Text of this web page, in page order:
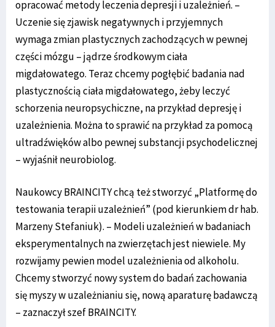
opracować metody leczenia depresji i uzależnień. –
Uczenie się zjawisk negatywnych i przyjemnych
wymaga zmian plastycznych zachodzących w pewnej
części mózgu – jądrze środkowym ciała
migdałowatego. Teraz chcemy pogłębić badania nad
plastycznością ciała migdałowatego, żeby leczyć
schorzenia neuropsychiczne, na przykład depresję i
uzależnienia. Można to sprawić na przykład za pomocą
ultradźwięków albo pewnej substancji psychodelicznej
– wyjaśnił neurobiolog.
Naukowcy BRAINCITY chcą też stworzyć „Platformę do
testowania terapii uzależnień” (pod kierunkiem dr hab.
Marzeny Stefaniuk). – Modeli uzależnień w badaniach
eksperymentalnych na zwierzętach jest niewiele. My
rozwijamy pewien model uzależnienia od alkoholu.
Chcemy stworzyć nowy system do badań zachowania
się myszy w uzależnianiu się, nową aparaturę badawczą
– zaznaczył szef BRAINCITY.